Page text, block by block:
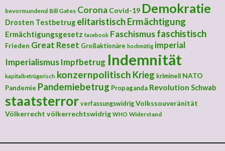
bevormundend Bill Gates Corona Covid-19 Demokratie
Drosten Testbetrug elitaristischErmächtigung
Ermächtigungsgesetz facebook Faschismusfaschistisch
Frieden Great Reset Großaktionäre hochmütig imperial
Imperialismus Impfbetrug Indemnität
kapitalbetrügerisch konzernpolitisch Krieg kriminell
NATO
Pandemie Pandemiebetrug Propaganda Revolution Schwab
staatsterror verfassungswidrig Volkssouveränität
Völkerrecht völkerrechtswidrig WHO Widerstand